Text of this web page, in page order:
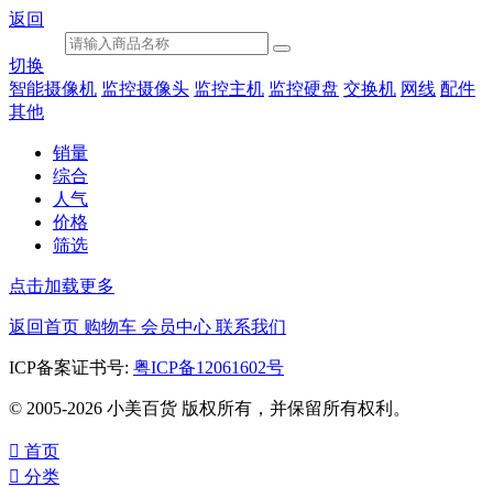
返回
切换
智能摄像机 监控摄像头 监控主机 监控硬盘 交换机 网线 配件
其他
销量
综合
人气
价格
筛选
点击加载更多
返回首页 购物车 会员中心 联系我们
ICP备案证书号: 粤ICP备12061602号
© 2005-2026 小美百货 版权所有，并保留所有权利。
 首页
 分类